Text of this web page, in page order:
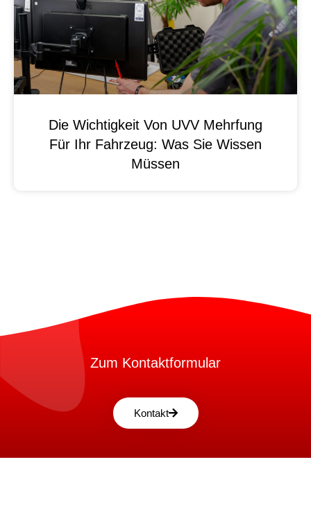
Die Wichtigkeit Von UVV Mehrfung
Für Ihr Fahrzeug: Was Sie Wissen
Müssen
Zum Kontaktformular
Kontakt